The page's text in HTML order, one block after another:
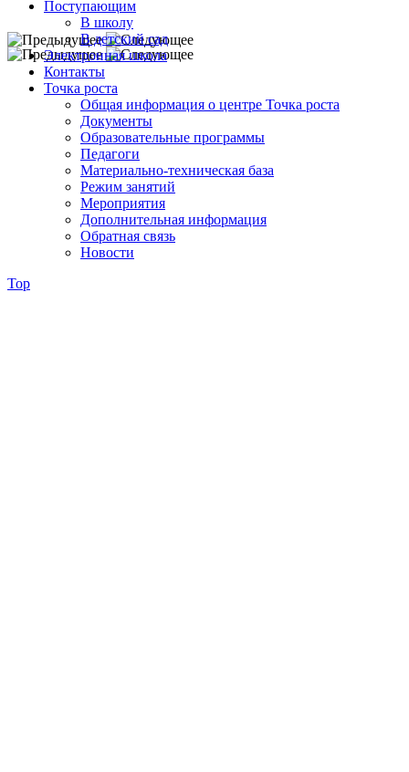
Поступающим
В школу
В детский сад
Электронная школа
Контакты
Точка роста
Общая информация о центре Точка роста
Документы
Образовательные программы
Педагоги
Материально-техническая база
Режим занятий
Мероприятия
Дополнительная информация
Обратная связь
Новости
Top